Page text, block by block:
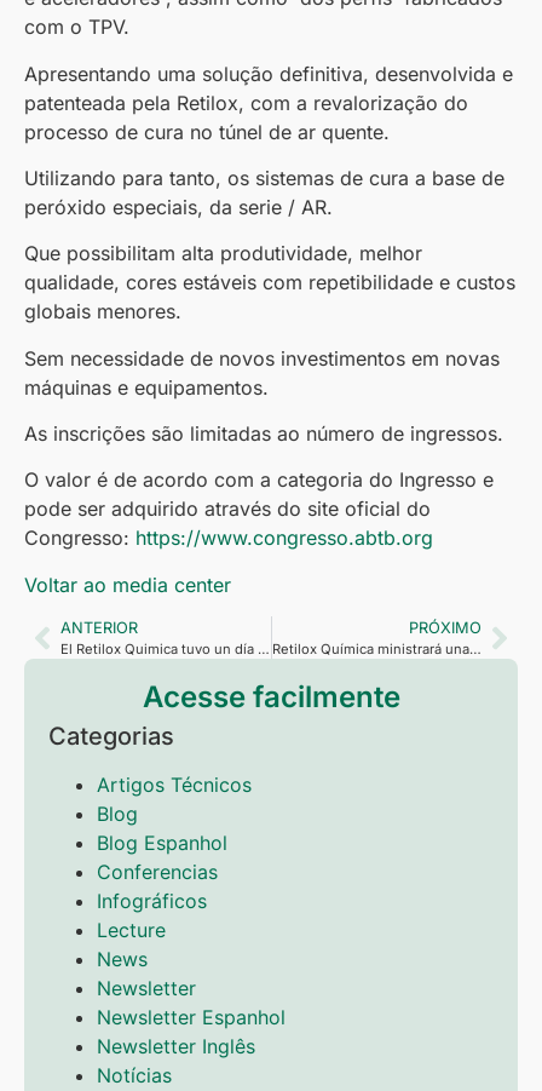
com o TPV.
Apresentando uma solução definitiva, desenvolvida e
patenteada pela Retilox, com a revalorização do
processo de cura no túnel de ar quente.
Utilizando para tanto, os sistemas de cura a base de
peróxido especiais, da serie / AR.
Que possibilitam alta produtividade, melhor
qualidade, cores estáveis com repetibilidade e custos
globais menores.
Sem necessidade de novos investimentos em novas
máquinas e equipamentos.
As inscrições são limitadas ao número de ingressos.
O valor é de acordo com a categoria do Ingresso e
pode ser adquirido através do site oficial do
Congresso: https://www.congresso.abtb.org
Voltar ao media center
ANTERIOR
El Retilox Quimica tuvo un día de conferencias en la sede del Sindibor
PRÓXIMO
Retilox Química ministrará una conferencia técnica en el 17º Congreso Brasileño de Tecnología del Caucho
Acesse facilmente
Categorias
Artigos Técnicos
Blog
Blog Espanhol
Conferencias
Infográficos
Lecture
News
Newsletter
Newsletter Espanhol
Newsletter Inglês
Notícias